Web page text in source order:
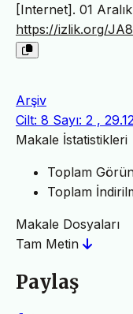
[Internet]. 01
https://izlik.org/
Arşiv
Cilt: 8 Sayı: 2 ,
Makale İstatistikleri
Toplam
Toplam
Makale Dosyaları
Tam Metin
Paylaş